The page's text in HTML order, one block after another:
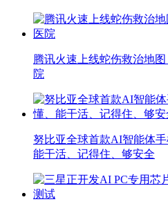
腾讯火速上线蛇伤救治地
院
努比亚全球首款AI智能体手
能干活、记得住、够安全